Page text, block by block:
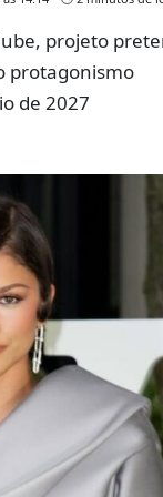
projeto
protagonismo
de 2027